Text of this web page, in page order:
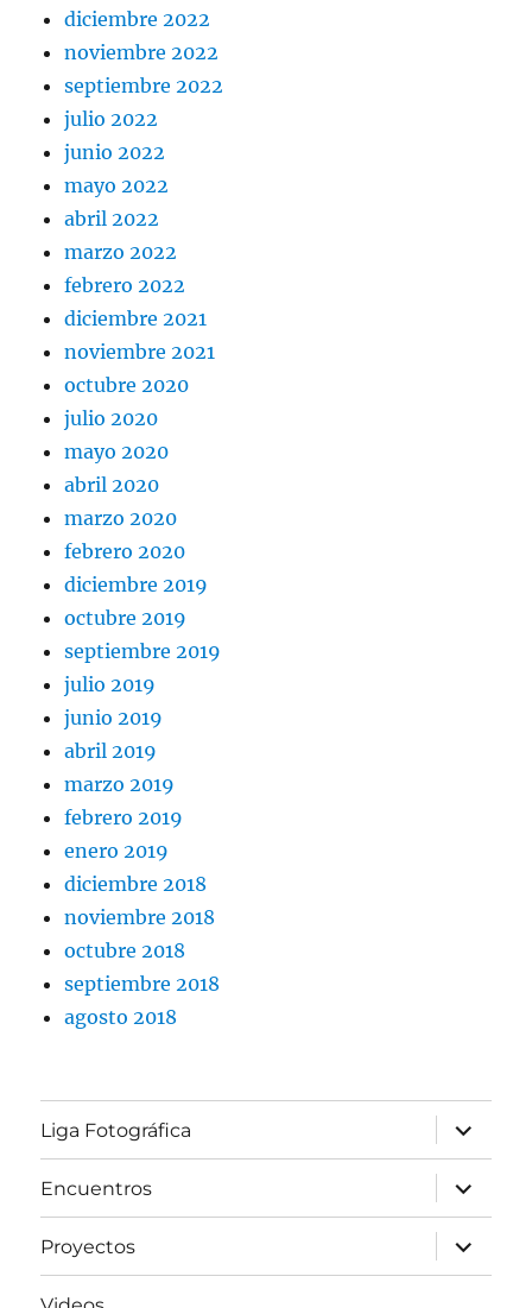
diciembre 2022
noviembre 2022
septiembre 2022
julio 2022
junio 2022
mayo 2022
abril 2022
marzo 2022
febrero 2022
diciembre 2021
noviembre 2021
octubre 2020
julio 2020
mayo 2020
abril 2020
marzo 2020
febrero 2020
diciembre 2019
octubre 2019
septiembre 2019
julio 2019
junio 2019
abril 2019
marzo 2019
febrero 2019
enero 2019
diciembre 2018
noviembre 2018
octubre 2018
septiembre 2018
agosto 2018
Liga Fotográfica
expande
el
menú
inferior
Encuentros
expande
el
menú
inferior
Proyectos
expande
el
menú